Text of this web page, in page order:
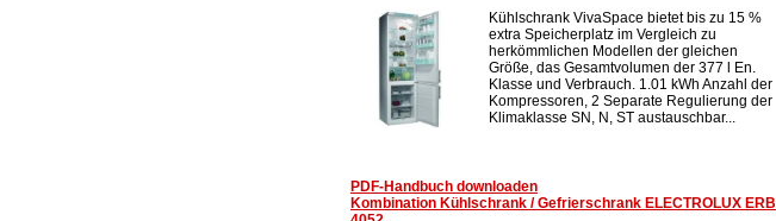
Kühlschrank VivaSpace bietet bis zu 15 %
extra Speicherplatz im Vergleich zu
herkömmlichen Modellen der gleichen
Größe, das Gesamtvolumen der 377 l En.
Klasse und Verbrauch. 1.01 kWh Anzahl der
Kompressoren, 2 Separate Regulierung der
Klimaklasse SN, N, ST austauschbar...
PDF-Handbuch downloaden
Kombination Kühlschrank / Gefrierschrank ELECTROLUX ERB